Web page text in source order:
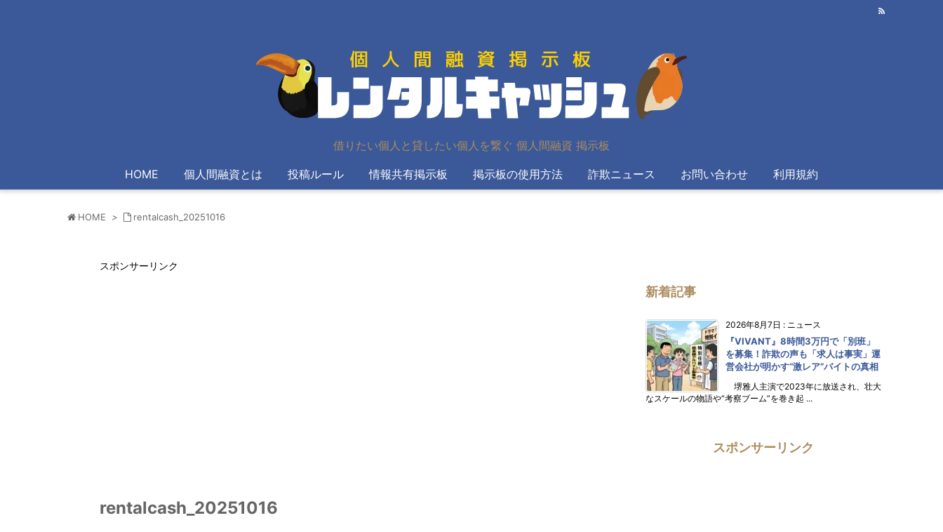
借りたい個人と貸したい個人を繋ぐ 個人間融資 掲示板
HOME 個人間融資とは 投稿ルール 情報共有掲示板 掲示板の使用方法 詐欺ニュース お問い合わせ 利用規約
HOME > rentalcash_20251016
スポンサーリンク
rentalcash_20251016
新着記事
2026年8月7日 : ニュース
『VIVANT』8時間3万円で「別班」
を募集！詐欺の声も「求人は事実」運
営会社が明かす“激レア”バイトの真相
堺雅人主演で2023年に放送され、壮大
なスケールの物語や“考察ブーム”を巻き起 ...
スポンサーリンク